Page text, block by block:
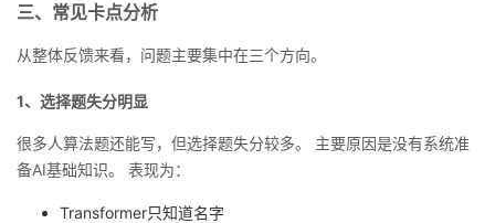
三、常见卡点分析
从整体反馈来看，问题主要集中在三个方向。
1、选择题失分明显
很多人算法题还能写，但选择题失分较多。 主要原因是没有系统准
备AI基础知识。 表现为：
Transformer只知道名字